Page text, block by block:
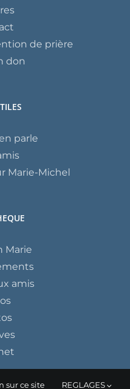
de prière
don
parle
Marie-Michel
Marie
amis
sur ce site REGLAGES